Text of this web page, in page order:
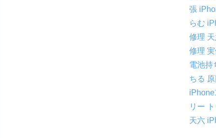
張
らむ
修理
修理 実
電池持
ちる 原
リー
天六